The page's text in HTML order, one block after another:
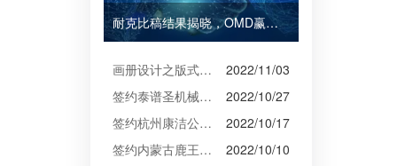
耐克比稿结果揭晓，OMD赢得Burberry全球媒介业务（转自广告狂人日报）
2022/11/03
画册设计之版式设计
2022/10/27
签约泰谱圣机械产品摄影、宣传册设计
2022/10/17
签约杭州康洁公司摄影、产品摄影、画册设计制作
2022/10/10
签约内蒙古鹿王羊绒有限公司宣传册制作